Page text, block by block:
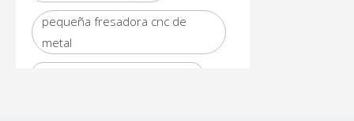
pequeña fresadora cnc de
metal